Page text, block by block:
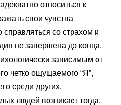
относиться к
свои чувства
со страхом и
не завершена до конца,
зависимым от
четко ощущаемого “Я”,
среди других.
людей возникает тогда,